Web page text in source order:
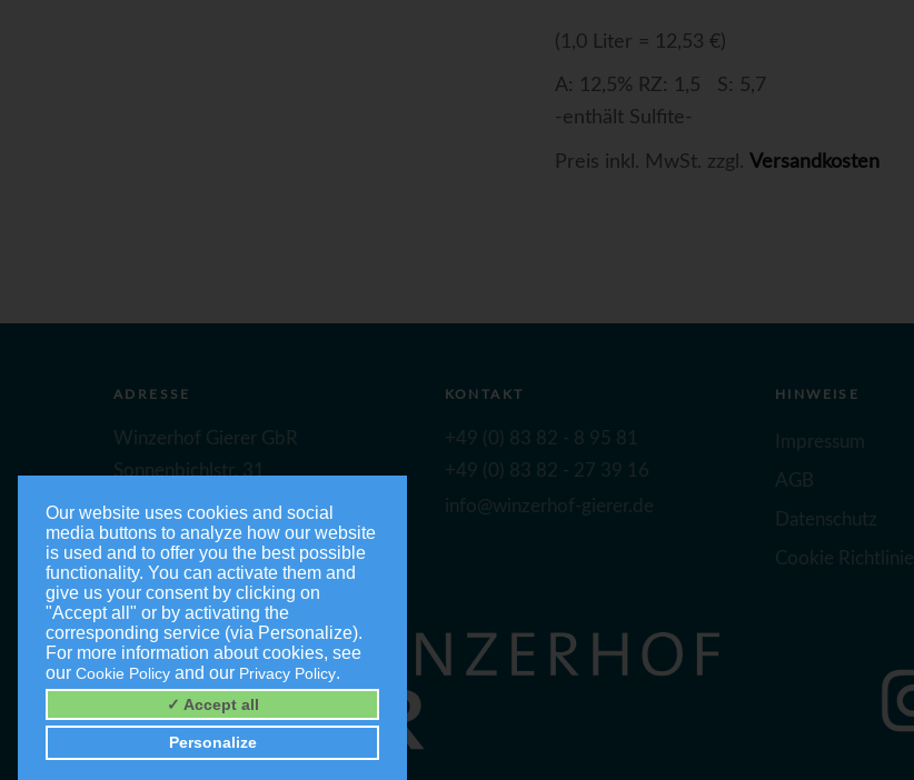
(1,0 Liter = 12,53 €)
A: 12,5% RZ: 1,5 S: 5,7
-enthält Sulfite-
Preis inkl. MwSt. zzgl. Versandkosten
ADRESSE
Winzerhof Gierer GbR
Sonnenbichlstr. 31
88149 Nonnenhorn
KONTAKT
+49 (0) 83 82 - 8 95 81
+49 (0) 83 82 - 27 39 16
info@winzerhof-gierer.de
HINWEISE
Impressum
AGB
Datenschutz
Cookie Richtlinie
Our website uses cookies and social
media buttons to analyze how our website
is used and to offer you the best possible
functionality. You can activate them and
give us your consent by clicking on
"Accept all" or by activating the
corresponding service (via Personalize).
For more information about cookies, see
our Cookie Policy and our Privacy Policy.
✓ Accept all
Personalize